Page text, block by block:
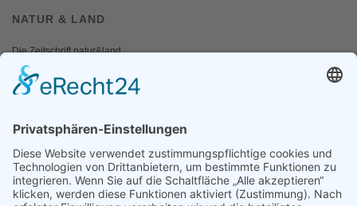
NATUR & LAND
Die Zeitschrift natur&land
Archiv
Mediadaten
Fotos und Logos
Presseaussendungen
Presse
Presseinformationen abonnieren